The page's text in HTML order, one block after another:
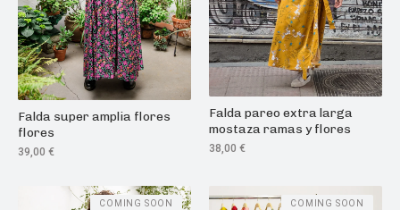
Falda super amplia flores
flores
39,00 €
Falda pareo extra larga
mostaza ramas y flores
38,00 €
COMING SOON COMING SOON